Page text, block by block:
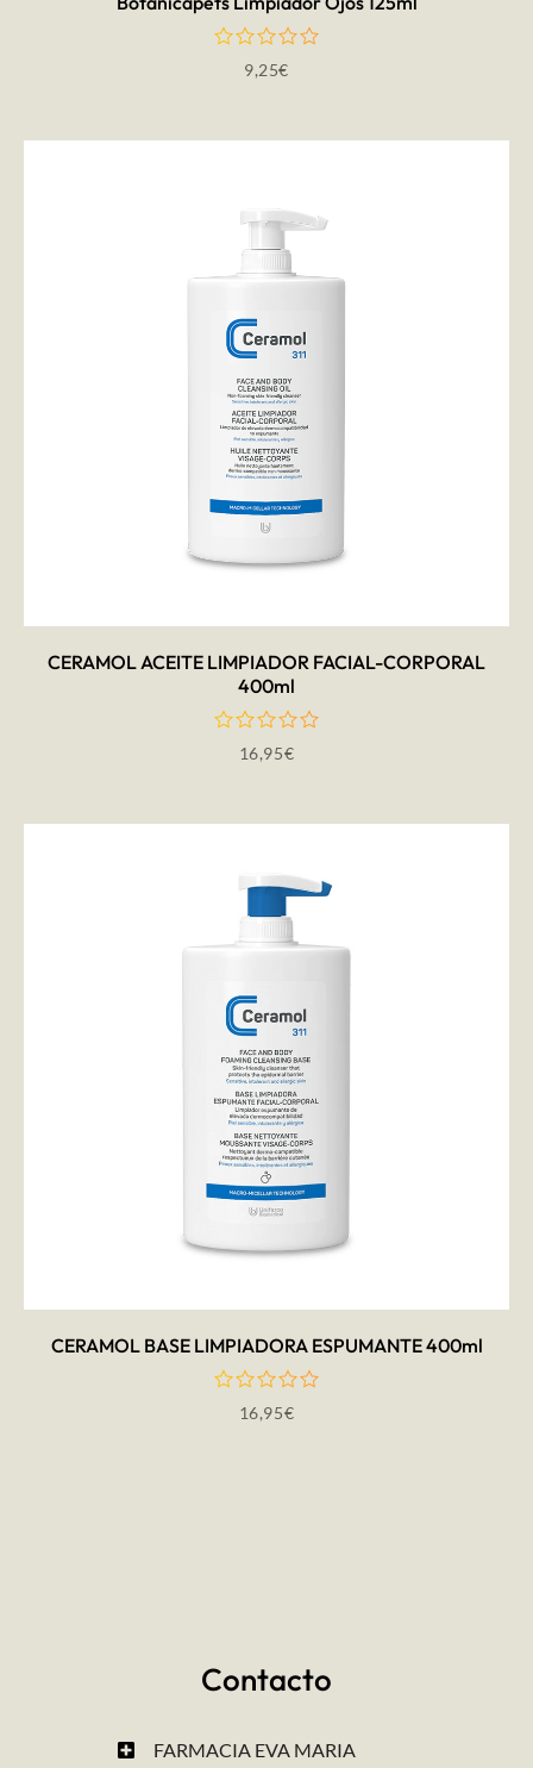
9,25€
AÑADIR AL CARRITO
CERAMOL ACEITE LIMPIADOR FACIAL-CORPORAL
400ml
16,95€
AÑADIR AL CARRITO
CERAMOL BASE LIMPIADORA ESPUMANTE 400ml
16,95€
Contacto
FARMACIA EVA MARIA